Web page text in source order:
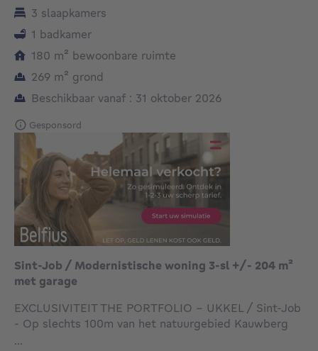
3 slaapkamers
1 badkamer
180 m² vierkante meters
bewoonbare ruimte
269 m² vierkante meters
grond
Beschikbaar vanaf : 31 oktober 2026
Gesponsord
Sint-Job / Modernistische woning 3-sl +/- 204 m²
met garage
EXCLUSIVITEIT THE PORTFOLIO - UKKEL / Sint-Job
- Op slechts 100m van het natuurgebied Kauwberg
...